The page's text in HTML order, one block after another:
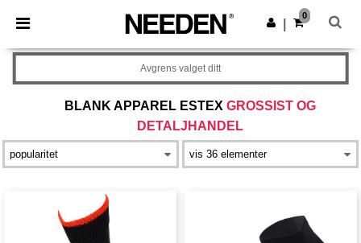
× Needen-app
Bedre priser i appen!
Last ned app
0
BLANK APPAREL ESTEX GROSSIST OG
DETALJHANDEL
Avgrens valget ditt